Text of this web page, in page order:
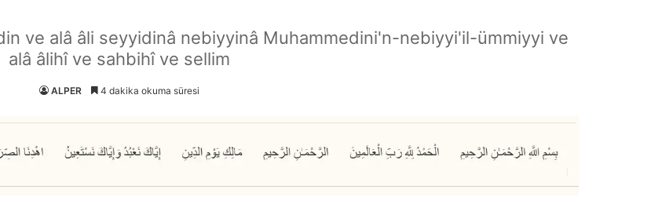
ve alâ âli seyyidinâ nebiyyinâ Muhammedini'n-nebiyyi'il-ümmiyyi ve
alâ âlihî ve sahbihî ve sellim
ALPER 4 dakika okuma süresi